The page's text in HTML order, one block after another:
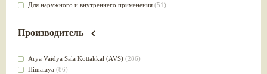
Для наружного и внутреннего применения (51)
Для стабилизации деятельности ЦНС
Лечит опухоли и отеки(46)
Для медитации
Производитель
Arya Vaidya Sala Kottakkal (AVS) (286)
Himalaya (86)